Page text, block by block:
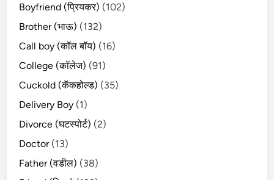
Boyfriend (प्रियकर) (102)
Brother (भाऊ) (132)
Call boy (कॉल बॉय) (16)
College (कॉलेज) (91)
Cuckold (कॅकहोल्ड) (35)
Delivery Boy (1)
Divorce (घटस्पोर्ट) (2)
Doctor(13)
Father (वडील) (38)